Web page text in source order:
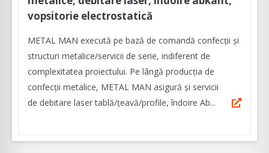
vopsitorie electrostatică
METAL MAN execută pe bază de comandă confecții şi
structuri metalice/servicii de serie, indiferent de
complexitatea proiectului. Pe lângă producția de
confecții metalice, METAL MAN asigură şi servicii
de debitare laser tablă/țeavă/profile, îndoire Ab...